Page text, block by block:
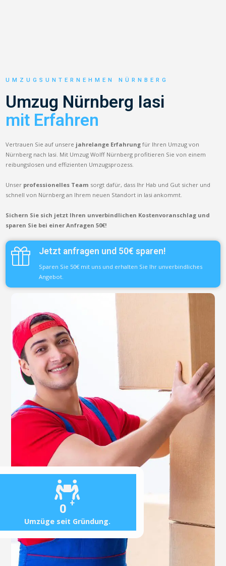
0 +
Umzüge seit Gründung.
UMZUGSUNTERNEHMEN NÜRNBERG
Umzug Nürnberg Iasi
mit Erfahren
Vertrauen Sie auf unsere jahrelange Erfahrung für Ihren Umzug von
Nürnberg nach Iasi. Mit Umzug Wolff Nürnberg profitieren Sie von einem
reibungslosen und effizienten Umzugsprozess.
Unser professionelles Team sorgt dafür, dass Ihr Hab und Gut sicher und
schnell von Nürnberg an Ihrem neuen Standort in Iasi ankommt.
Sichern Sie sich jetzt Ihren unverbindlichen Kostenvoranschlag und
sparen Sie bei einer Anfragen 50€!
Jetzt anfragen und 50€ sparen!
Sparen Sie 50€ mit uns und erhalten Sie Ihr unverbindliches
Angebot.